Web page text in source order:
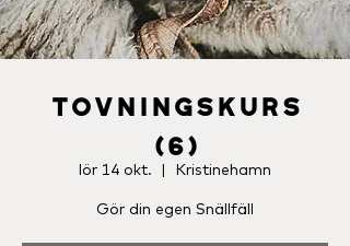
Tovningskurs
(6)
lör 14 okt.
  |
Kristinehamn
Gör din egen Snällfäll